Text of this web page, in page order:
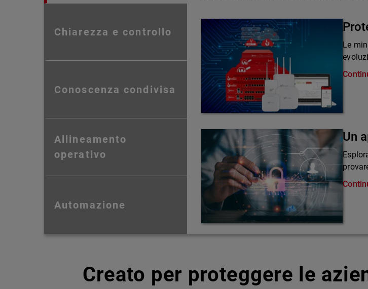
Chiarezza e controllo
Conoscenza condivisa
Allineamento
operativo
Automazione
Le
Un
Creato per proteggere le